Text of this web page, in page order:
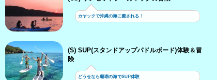
カヤックで沖縄の海に癒される！
(S) SUP(スタンドアップパドルボード)体験＆冒
険
どうせなら珊瑚の海でSUP体験